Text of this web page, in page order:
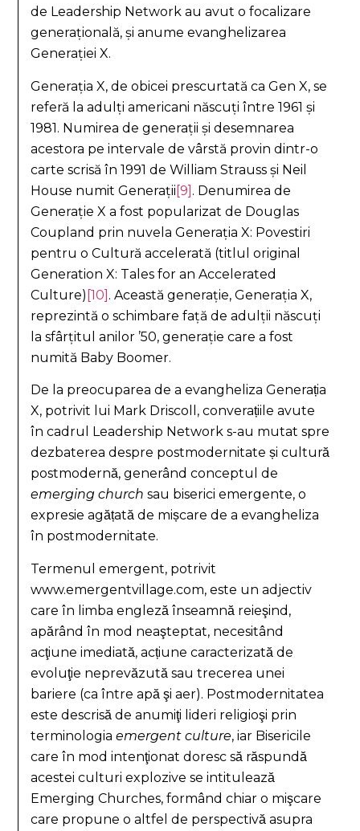
de Leadership Network au avut o focalizare
generațională, și anume evanghelizarea
Generației X.
Generația X, de obicei prescurtată ca Gen X, se
referă la adulți americani născuți între 1961 și
1981. Numirea de generații și desemnarea
acestora pe intervale de vârstă provin dintr-o
carte scrisă în 1991 de William Strauss și Neil
House numit Generații [9] . Denumirea de
Generație X a fost popularizat de Douglas
Coupland prin nuvela Generația X: Povestiri
pentru o Cultură accelerată (titlul original
Generation X: Tales for an Accelerated
Culture) [10] . Această generație, Generația X,
reprezintă o schimbare față de adulții născuți
la sfârțitul anilor ’50, generație care a fost
numită Baby Boomer.
De la preocuparea de a evangheliza Generația
X, potrivit lui Mark Driscoll, converațiile avute
în cadrul Leadership Network s-au mutat spre
dezbaterea despre postmodernitate și cultură
postmodernă, generând conceptul de
emerging church sau biserici emergente, o
expresie agățată de mișcare de a evangheliza
în postmodernitate.
Termenul emergent, potrivit
www.emergentvillage.com, este un adjectiv
care în limba engleză înseamnă reieşind,
apărând în mod neaşteptat, necesitând
acţiune imediată, acțiune caracterizată de
evoluţie neprevăzută sau trecerea unei
bariere (ca între apă şi aer). Postmodernitatea
este descrisă de anumiţi lideri religioşi prin
terminologiaemergent culture, iar Bisericile
care în mod intenţionat doresc să răspundă
acestei culturi explozive se intitulează
Emerging Churches, formând chiar o mişcare
care propune o altfel de perspectivă asupra